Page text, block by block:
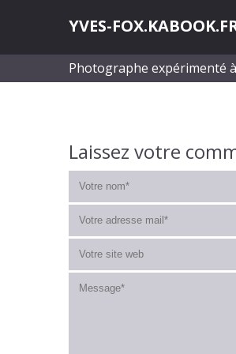
YVES-
Photographe expérimenté
Laissez votre